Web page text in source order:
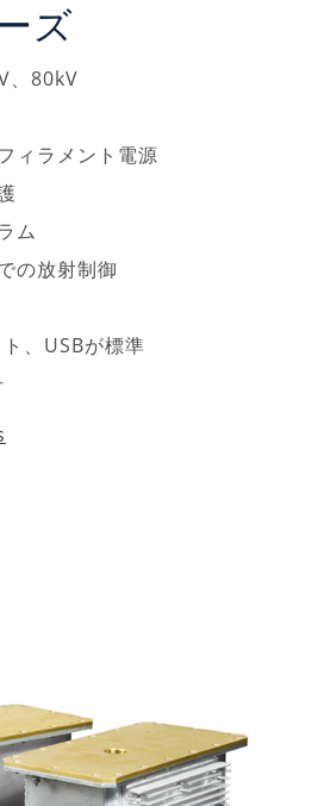
ズ
、80kV
ィラメント電源
ム
の放射制御
、USBが標準